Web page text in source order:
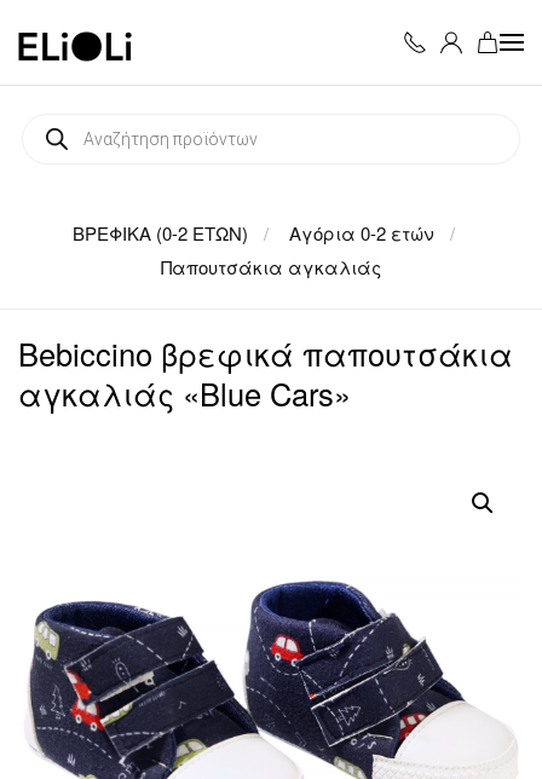
Skip to main content
Products
search
ΒΡΕΦΙΚΑ (0-2 ΕΤΩΝ)
Αγόρια 0-2 ετών
Παπουτσάκια αγκαλιάς
Bebiccino βρεφικά παπουτσάκια
αγκαλιάς «Blue Cars»